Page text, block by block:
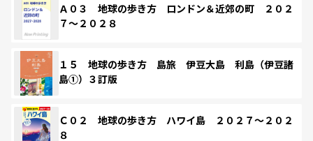
Ａ０３ 地球の歩き方 ロンドン＆近郊の町 ２０２
７～２０２８
１５ 地球の歩き方 島旅 伊豆大島 利島（伊豆諸
島①）３訂版
Ｃ０２ 地球の歩き方 ハワイ島 ２０２７～２０２
８